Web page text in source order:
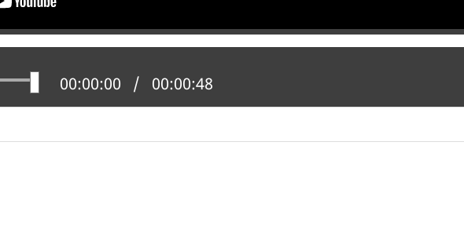
Position actuelle :
00:00:00 Temps total :
00:00:48